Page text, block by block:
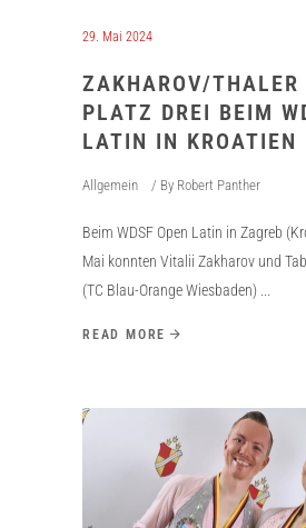
29. Mai 2024
ZAKHAROV/THALER
PLATZ DREI BEIM
LATIN IN KROATIEN
Allgemein By Robert Panther
Beim WDSF Open Latin in Zagreb
Mai konnten Vitalii Zakharov und
(TC Blau-Orange Wiesbaden)
READ MORE